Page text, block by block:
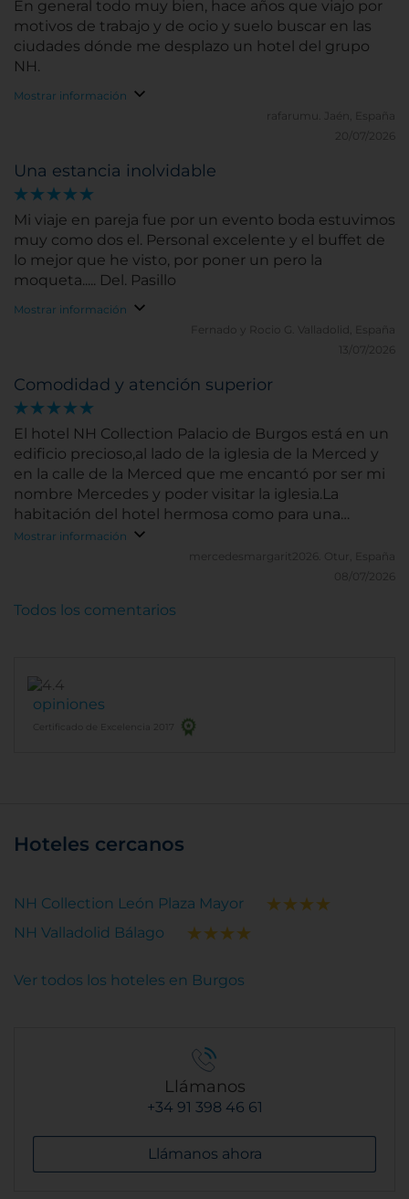
En general todo muy bien, hace años que viajo por
motivos de trabajo y de ocio y suelo buscar en las
ciudades dónde me desplazo un hotel del grupo
NH.
Mostrar información
rafarumu.
Jaén, España
20/07/2026
Una estancia inolvidable
Mi viaje en pareja fue por un evento boda estuvimos
muy como dos el. Personal excelente y el buffet de
lo mejor que he visto, por poner un pero la
moqueta..... Del. Pasillo
Mostrar información
Fernado y Rocio G.
Valladolid, España
13/07/2026
Comodidad y atención superior
El hotel NH Collection Palacio de Burgos está en un
edificio precioso,al lado de la iglesia de la Merced y
en la calle de la Merced que me encantó por ser mi
nombre Mercedes y poder visitar la iglesia.La
habitación del hotel hermosa como para una
princesa El personal todos una maravilla en
atención, amabilidad y trato cercano, el desayuno
en un lugar espectacular y un desayuno súper
Mostrar información
mercedesmargarit2026.
Otur, España
08/07/2026
opiniones
Certificado de Excelencia 2017
Todos los comentarios
Hoteles cercanos
NH Collection León Plaza Mayor
NH Valladolid Bálago
Ver todos los hoteles en Burgos
Llámanos
+34 91 398 46 61
Llámanos ahora